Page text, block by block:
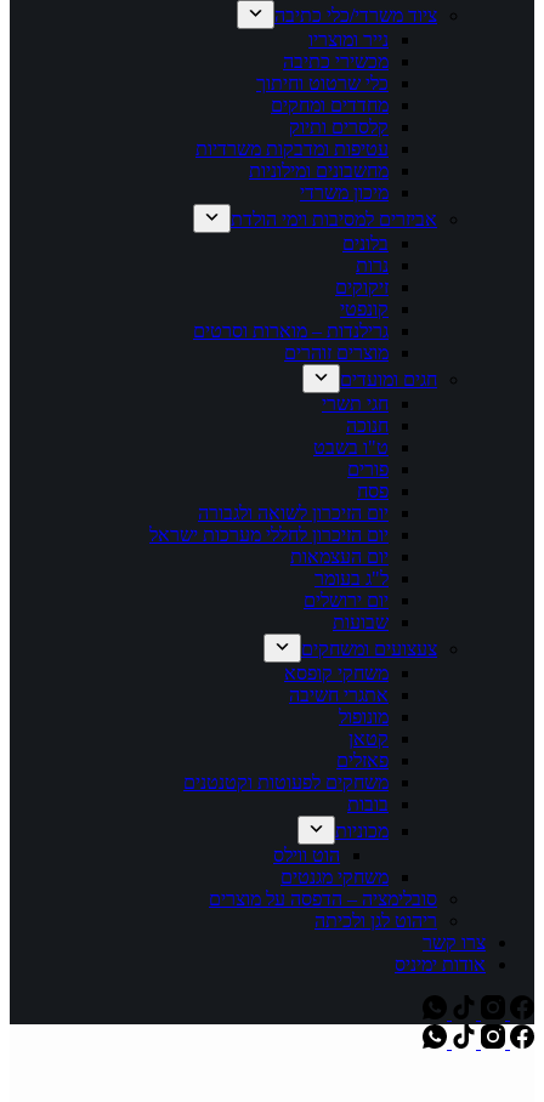
ציוד משרדי/כלי כתיבה
נייר ומוצריו
מכשירי כתיבה
כלי שרטוט וחיתוך
מחדדים ומחקים
קלסרים ותיוק
עטיפות ומדבקות משרדיות
מחשבונים ומילוניות
מיכון משרדי
אביזרים למסיבות וימי הולדת
בלונים
נרות
זיקוקים
קונפטי
גרילנדות – מוארות וסרטים
מוצרים זוהרים
חגים ומועדים
חגי תשרי
חנוכה
ט"ו בשבט
פורים
פסח
יום הזיכרון לשואה ולגבורה
יום הזיכרון לחללי מערכות ישראל
יום העצמאות
ל"ג בעומר
יום ירושלים
שבועות
צעצועים ומשחקים
משחקי קופסא
אתגרי חשיבה
מונופול
קטאן
פאזלים
משחקים לפעוטות וקטנטנים
בובות
מכוניות
הוט ווילס
משחקי מגנטים
סובלימציה – הדפסה על מוצרים
ריהוט לגן ולכיתה
צרו קשר
אודות ימיניס